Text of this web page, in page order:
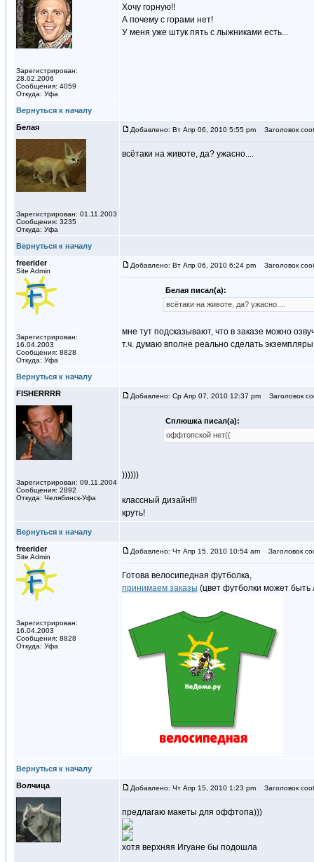
Зарегистрирован:
28.02.2006
Сообщения: 4059
Откуда: Уфа
Хочу горную!!
А почему с горами нет!
У меня уже штук пять с лыжниками есть...
Вернуться к началу
Белая
Зарегистрирован: 01.11.2003
Сообщения: 3235
Откуда: Уфа
Добавлено: Вт Апр 06, 2010 5:55 pm Заголовок
всётаки на животе, да? ужасно....
Вернуться к началу
freerider
Site Admin
Зарегистрирован:
16.04.2003
Сообщения: 8828
Откуда: Уфа
Добавлено: Вт Апр 06, 2010 6:24 pm Заголовок
Белая писал(а):
всётаки на животе, да? ужасно....
мне тут подсказывают, что в заказе можно
т.ч. думаю вполне реально сделать
Вернуться к началу
FISHERRRR
Зарегистрирован: 09.11.2004
Сообщения: 2892
Откуда: Челябинск-Уфа
Добавлено: Ср Апр 07, 2010 12:37 pm Заголовок
Сплюшка писал(а):
оффтопской нет((
))))))
классный дизайн!!!
круть!
Вернуться к началу
freerider
Site Admin
Зарегистрирован:
16.04.2003
Сообщения: 8828
Откуда: Уфа
Добавлено: Чт Апр 15, 2010 10:54 am Заголовок
Готова велосипедная футболка,
принимаем заказы (цвет футболки может быть
Вернуться к началу
Волчица
Добавлено: Чт Апр 15, 2010 1:23 pm Заголовок
предлагаю макеты для оффтопа)))
хотя верхняя Игуане бы подошла